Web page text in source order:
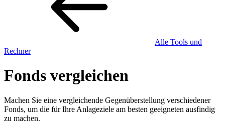
Alle Tools und
Rechner
Fonds vergleichen
Machen Sie eine vergleichende Gegenüberstellung verschiedener
Fonds, um die für Ihre Anlageziele am besten geeigneten ausfindig
zu machen.